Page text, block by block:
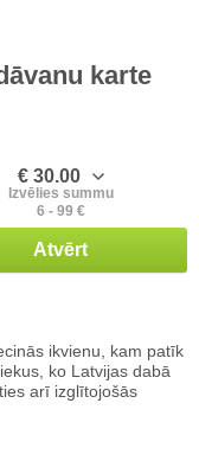
karte
€ 30.00
Izvēlies summu
6 - 99 €
Atvērt
ikvienu, kam patīk
ko Latvijas dabā
arī izglītojošās